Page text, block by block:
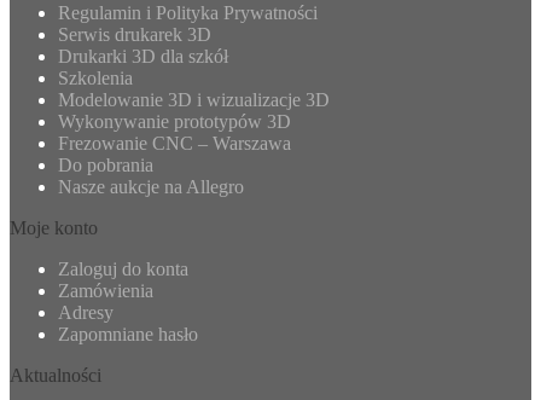
Regulamin i Polityka Prywatności
Serwis drukarek 3D
Drukarki 3D dla szkół
Szkolenia
Modelowanie 3D i wizualizacje 3D
Wykonywanie prototypów 3D
Frezowanie CNC – Warszawa
Do pobrania
Nasze aukcje na Allegro
Moje konto
Zaloguj do konta
Zamówienia
Adresy
Zapomniane hasło
Aktualności